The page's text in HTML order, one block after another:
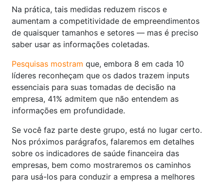
Na prática, tais medidas reduzem riscos e
aumentam a competitividade de empreendimentos
de quaisquer tamanhos e setores — mas é preciso
saber usar as informações coletadas.
Pesquisas mostram que, embora 8 em cada 10
líderes reconheçam que os dados trazem inputs
essenciais para suas tomadas de decisão na
empresa, 41% admitem que não entendem as
informações em profundidade.
Se você faz parte deste grupo, está no lugar certo.
Nos próximos parágrafos, falaremos em detalhes
sobre os indicadores de saúde financeira das
empresas, bem como mostraremos os caminhos
para usá-los para conduzir a empresa a melhores